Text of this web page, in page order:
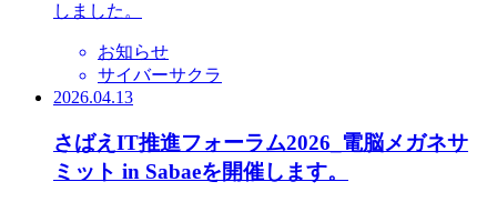
しました。
お知らせ
サイバーサクラ
2026.04.13
さばえIT推進フォーラム2026_電脳メガネサ
ミット in Sabaeを開催します。